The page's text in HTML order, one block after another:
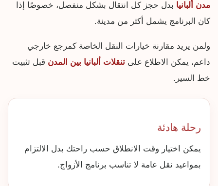
مدن ألبانيا بدل حجز كل انتقال بشكل منفصل، خصوصًا إذا
كان البرنامج يشمل أكثر من مدينة.
ولمن يريد مقارنة خيارات النقل الخاصة كمرجع خارجي
داعم، يمكن الاطلاع على تنقلات ألبانيا بين المدن قبل تثبيت
خط السير.
رحلة هادئة
يمكن اختيار وقت الانطلاق حسب راحتك بدل الالتزام
بمواعيد نقل عامة لا تناسب برنامج الأزواج.